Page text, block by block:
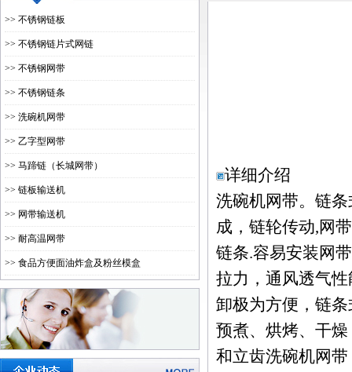
>> 不锈钢链板
>> 不锈钢链片式网链
>> 不锈钢网带
>> 不锈钢链条
>> 洗碗机网带
>> 乙字型网带
>> 马蹄链（长城网带）
>> 链板输送机
>> 网带输送机
>> 耐高温网带
>> 食品方便面油炸盒及粉丝模盒
详细介绍
洗碗机网带。链
成，链轮传动,网
链条.容易安装网
拉力，通风透气
卸极为方便，链
预煮、烘烤、干
和立齿洗碗机网